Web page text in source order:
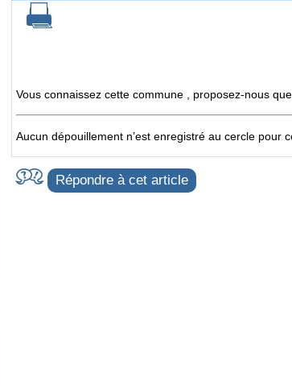
Vous connaissez cette commune , proposez-nous
Aucun dépouillement n’est enregistré au cercle pour
Répondre à cet article